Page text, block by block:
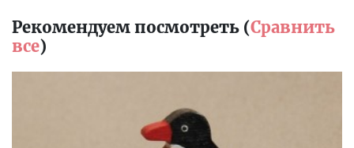
Рекомендуем посмотреть (Сравнить
все)